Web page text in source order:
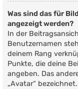
Was sind das für
angezeigt werden?
In der
Benutzernamen
deinem Rang
Punkte, die deine
angeben. Das
„Avatar“